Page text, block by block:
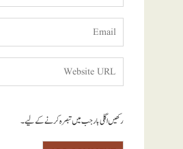
رکھیں اگلی بار جب میں تبصرہ کرنے کےلیے۔